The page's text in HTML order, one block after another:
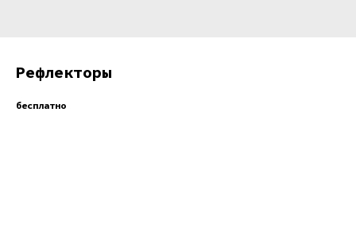
Рефлекторы
бесплатно